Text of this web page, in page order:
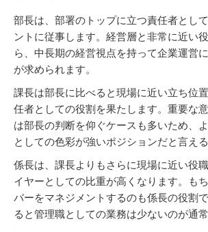
部長は、部署のトップに立つ責任者とし
ントに従事します。経営層と非常に近い
ら、中長期の経営視点を持って企業運営
が求められます。
課長は部長に比べると現場に近い立ち位
任者としての役割を果たします。重要な
は部長の判断を仰ぐケースも多いため、
としての色彩が強いポジションだと言える
係長は、課長よりもさらに現場に近い役
イヤーとしての比重が高くなります。も
バーをマネジメントするのも係長の役割
ると管理職としての業務は少ないのが通常